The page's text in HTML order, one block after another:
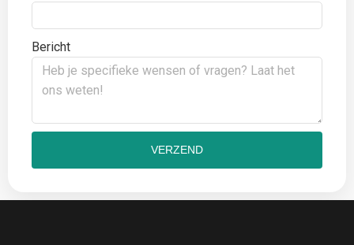
Bericht
VERZEND